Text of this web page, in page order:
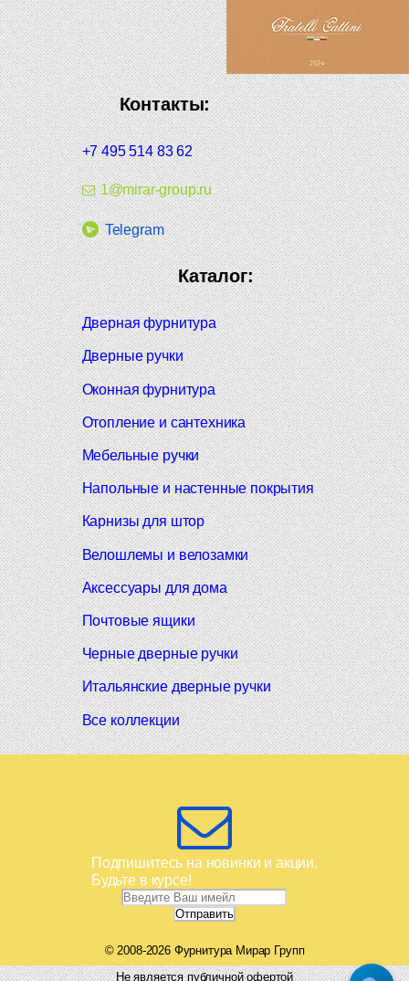
Контакты:
+7 495 514 83 62
1@mirar-group.ru
Telegram
Каталог:
Дверная фурнитура
Дверные ручки
Оконная фурнитура
Отопление и сантехника
Мебельные ручки
Напольные и настенные покрытия
Карнизы для штор
Велошлемы и велозамки
Аксессуары для дома
Почтовые ящики
Черные дверные ручки
Итальянские дверные ручки
Все коллекции
Подпишитесь на новинки и акции.
Будьте в курсе!
© 2008-2026 Фурнитура Мирар Групп
Не является публичной офертой